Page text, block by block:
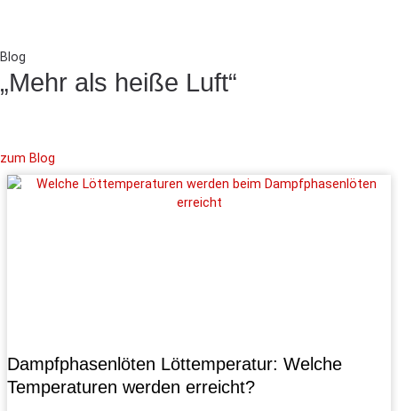
Blog
„Mehr als heiße Luft“
zum Blog
Dampf­phasen­löten Löttemperatur: Welche
Temperaturen werden erreicht?